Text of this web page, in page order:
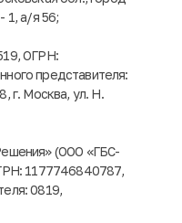
1, а/я 56;
ОГРН:
представителя:
г. Москва, ул. Н.
(ООО «ГБС-
1177746840787,
0819,